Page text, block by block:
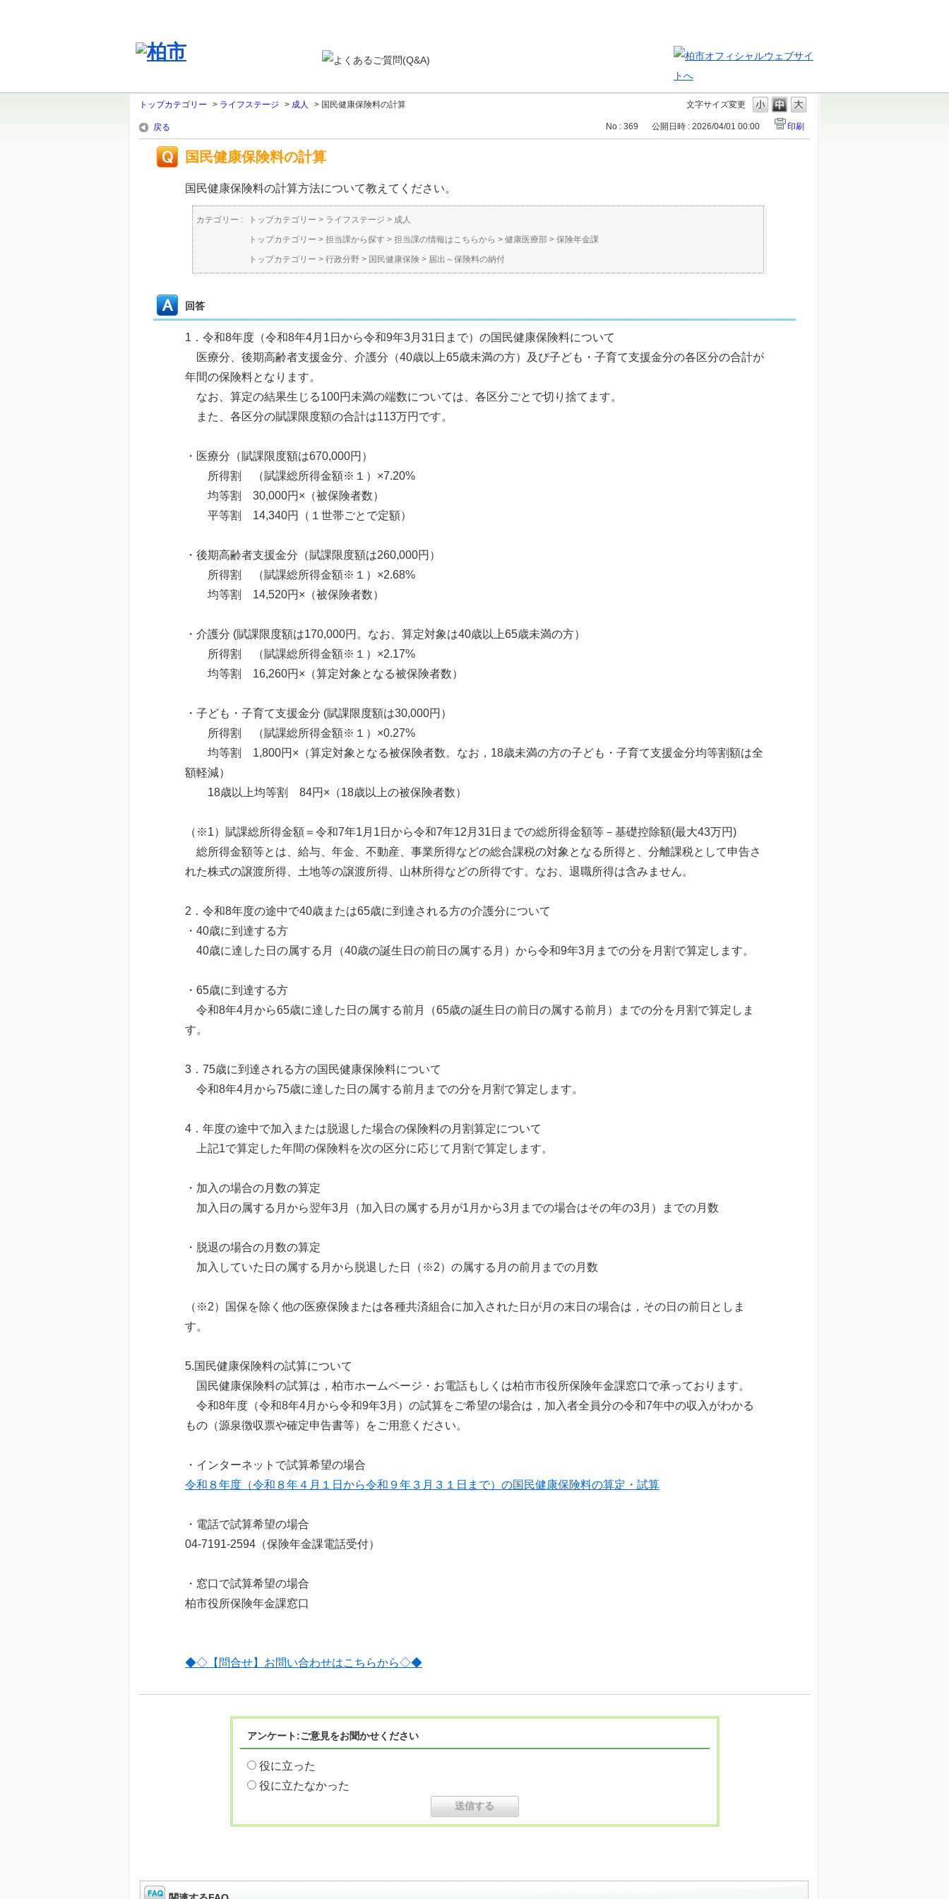
文字サイズ変更
トップカテゴリー > ライフステージ > 成人 > 国民健康保険料の計算
戻る No : 369 公開日時 : 2026/04/01 00:00 印刷
国民健康保険料の計算
国民健康保険料の計算方法について教えてください。
カテゴリー : トップカテゴリー > ライフステージ > 成人
トップカテゴリー > 担当課から探す > 担当課の情報はこちらから > 健康医療部 > 保険年金課
トップカテゴリー > 行政分野 > 国民健康保険 > 届出～保険料の納付
回答
1．令和8年度（令和8年4月1日から令和9年3月31日まで）の国民健康保険料について
医療分、後期高齢者支援金分、介護分（40歳以上65歳未満の方）及び子ども・子育て支援金分の各区分の合計が
年間の保険料となります。
なお、算定の結果生じる100円未満の端数については、各区分ごとで切り捨てます。
また、各区分の賦課限度額の合計は113万円です。
・医療分（賦課限度額は670,000円）
所得割 （賦課総所得金額※１）×7.20%
均等割 30,000円×（被保険者数）
平等割 14,340円（１世帯ごとで定額）
・後期高齢者支援金分（賦課限度額は260,000円）
所得割 （賦課総所得金額※１）×2.68%
均等割 14,520円×（被保険者数）
・介護分 (賦課限度額は170,000円。なお、算定対象は40歳以上65歳未満の方）
所得割 （賦課総所得金額※１）×2.17%
均等割 16,260円×（算定対象となる被保険者数）
・子ども・子育て支援金分 (賦課限度額は30,000円）
所得割 （賦課総所得金額※１）×0.27%
均等割 1,800円×（算定対象となる被保険者数。なお，18歳未満の方の子ども・子育て支援金分均等割額は全
額軽減）
18歳以上均等割 84円×（18歳以上の被保険者数）
（※1）賦課総所得金額＝令和7年1月1日から令和7年12月31日までの総所得金額等－基礎控除額(最大43万円)
総所得金額等とは、給与、年金、不動産、事業所得などの総合課税の対象となる所得と、分離課税として申告さ
れた株式の譲渡所得、土地等の譲渡所得、山林所得などの所得です。なお、退職所得は含みません。
2．令和8年度の途中で40歳または65歳に到達される方の介護分について
・40歳に到達する方
40歳に達した日の属する月（40歳の誕生日の前日の属する月）から令和9年3月までの分を月割で算定します。
・65歳に到達する方
令和8年4月から65歳に達した日の属する前月（65歳の誕生日の前日の属する前月）までの分を月割で算定しま
す。
3．75歳に到達される方の国民健康保険料について
令和8年4月から75歳に達した日の属する前月までの分を月割で算定します。
4．年度の途中で加入または脱退した場合の保険料の月割算定について
上記1で算定した年間の保険料を次の区分に応じて月割で算定します。
・加入の場合の月数の算定
加入日の属する月から翌年3月（加入日の属する月が1月から3月までの場合はその年の3月）までの月数
・脱退の場合の月数の算定
加入していた日の属する月から脱退した日（※2）の属する月の前月までの月数
（※2）国保を除く他の医療保険または各種共済組合に加入された日が月の末日の場合は，その日の前日としま
す。
5.国民健康保険料の試算について
国民健康保険料の試算は，柏市ホームページ・お電話もしくは柏市市役所保険年金課窓口で承っております。
令和8年度（令和8年4月から令和9年3月）の試算をご希望の場合は，加入者全員分の令和7年中の収入がわかる
もの（源泉徴収票や確定申告書等）をご用意ください。
・インターネットで試算希望の場合
令和８年度（令和８年４月１日から令和９年３月３１日まで）の国民健康保険料の算定・試算
・電話で試算希望の場合
04-7191-2594（保険年金課電話受付）
・窓口で試算希望の場合
柏市役所保険年金課窓口
◆◇【問合せ】お問い合わせはこちらから◇◆
アンケート:ご意見をお聞かせください
役に立った
役に立たなかった